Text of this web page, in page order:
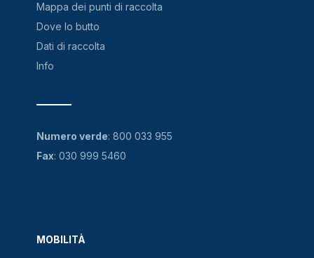
Mappa dei punti di raccolta
Dove lo butto
Dati di raccolta
Info
MOBILITÀ
Numero verde: 800 033 955
Fax: 030 999 5460